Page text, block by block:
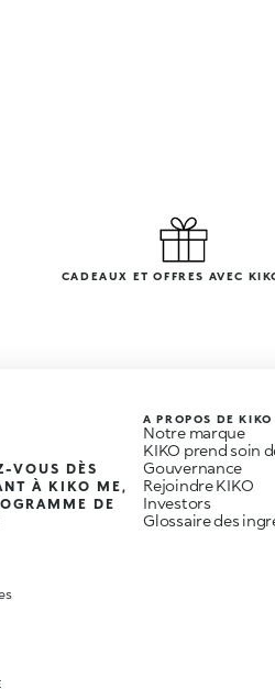
CADEAUX ET OFFRES AVEC
VOUS DÈS
À KIKO ME,
DE
A PROPOS DE KIKO
Notre marque
KIKO prend soin
Gouvernance
Rejoindre KIKO
Investors
Glossaire des